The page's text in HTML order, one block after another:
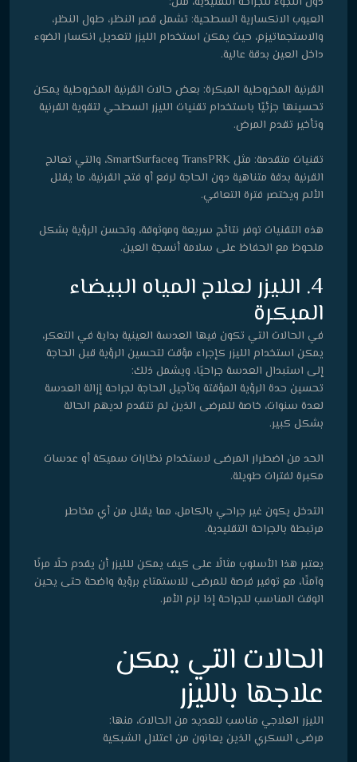
العيوب الانكسارية السطحية: تشمل قصر النظر، طول النظر،
والاستجماتيزم، حيث يمكن استخدام الليزر لتعديل انكسار الضوء
داخل العين بدقة عالية.
القرنية المخروطية المبكرة: بعض حالات القرنية المخروطية يمكن
تحسينها جزئيًا باستخدام تقنيات الليزر السطحي لتقوية القرنية
وتأخير تقدم المرض.
تقنيات متقدمة: مثل TransPRK وSmartSurface، والتي تعالج
القرنية بدقة متناهية دون الحاجة لرفع أو فتح القرنية، ما يقلل
الألم ويختصر فترة التعافي.
هذه التقنيات توفر نتائج سريعة وموثوقة، وتحسن الرؤية بشكل
ملحوظ مع الحفاظ على سلامة أنسجة العين.
4. الليزر لعلاج المياه البيضاء
المبكرة
في الحالات التي تكون فيها العدسة العينية بداية في التعكر،
يمكن استخدام الليزر كإجراء مؤقت لتحسين الرؤية قبل الحاجة
إلى استبدال العدسة جراحيًا، ويشمل ذلك:
تحسين حدة الرؤية المؤقتة وتأجيل الحاجة لجراحة إزالة العدسة
لعدة سنوات، خاصة للمرضى الذين لم تتقدم لديهم الحالة
بشكل كبير.
الحد من اضطرار المرضى لاستخدام نظارات سميكة أو عدسات
مكبرة لفترات طويلة.
التدخل يكون غير جراحي بالكامل، مما يقلل من أي مخاطر
مرتبطة بالجراحة التقليدية.
يعتبر هذا الأسلوب مثالًا على كيف يمكن للليزر أن يقدم حلًا مرنًا
وآمنًا، مع توفير فرصة للمرضى للاستمتاع برؤية واضحة حتى يحين
الوقت المناسب للجراحة إذا لزم الأمر.
الحالات التي يمكن
علاجها بالليزر
الليزر العلاجي مناسب للعديد من الحالات، منها:
مرضى السكري الذين يعانون من اعتلال الشبكية